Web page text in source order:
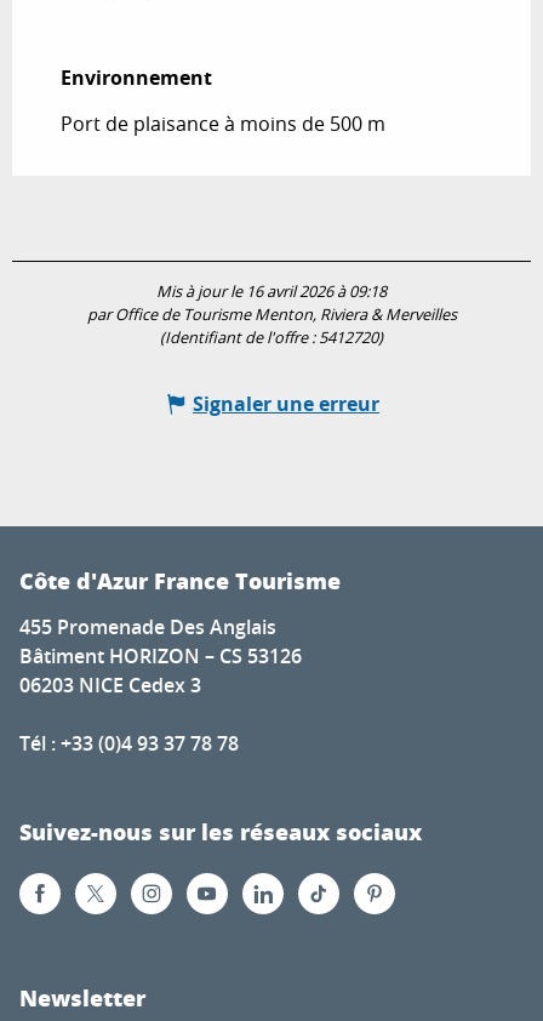
Environnement
Environnement
Port de plaisance à moins de 500 m
Mis à jour le 16 avril 2026 à 09:18
par Office de Tourisme Menton, Riviera & Merveilles
(Identifiant de l'offre :5412720)
Signaler une erreur
Côte d'Azur France Tourisme
455 Promenade Des Anglais
Bâtiment HORIZON – CS 53126
06203 NICE Cedex 3
Tél : +33 (0)4 93 37 78 78
Suivez-nous sur les réseaux sociaux
Newsletter